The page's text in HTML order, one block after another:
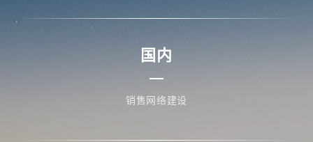
国内
销售网络建设